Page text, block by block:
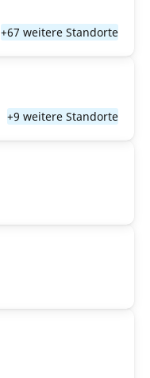
+67 weitere Standorte
+9 weitere Standorte